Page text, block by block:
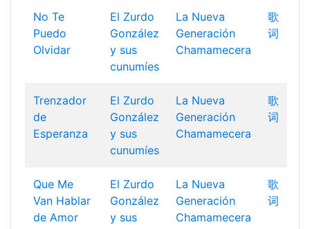
No Te
Puedo
Olvidar
El Zurdo
González
y sus
cunumíes
La Nueva
Generación
Chamamecera
歌
词
Trenzador
de
Esperanza
El Zurdo
González
y sus
cunumíes
La Nueva
Generación
Chamamecera
歌
词
Que Me
Van Hablar
de Amor
El Zurdo
González
y sus
La Nueva
Generación
Chamamecera
歌
词